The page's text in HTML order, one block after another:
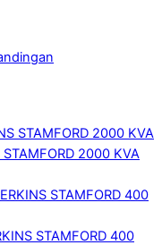
2000 KVA
STAMFORD 400